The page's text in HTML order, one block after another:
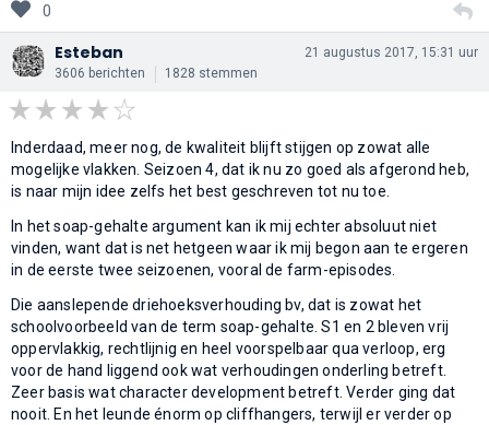
0
Esteban
3606 berichten 1828 stemmen
21 augustus 2017, 15:31 uur
Inderdaad, meer nog, de kwaliteit blijft stijgen op zowat alle
mogelijke vlakken. Seizoen 4, dat ik nu zo goed als afgerond heb,
is naar mijn idee zelfs het best geschreven tot nu toe.
In het soap-gehalte argument kan ik mij echter absoluut niet
vinden, want dat is net hetgeen waar ik mij begon aan te ergeren
in de eerste twee seizoenen, vooral de farm-episodes.
Die aanslepende driehoeksverhouding bv, dat is zowat het
schoolvoorbeeld van de term soap-gehalte. S1 en 2 bleven vrij
oppervlakkig, rechtlijnig en heel voorspelbaar qua verloop, erg
voor de hand liggend ook wat verhoudingen onderling betreft.
Zeer basis wat character development betreft. Verder ging dat
nooit. En het leunde énorm op cliffhangers, terwijl er verder op